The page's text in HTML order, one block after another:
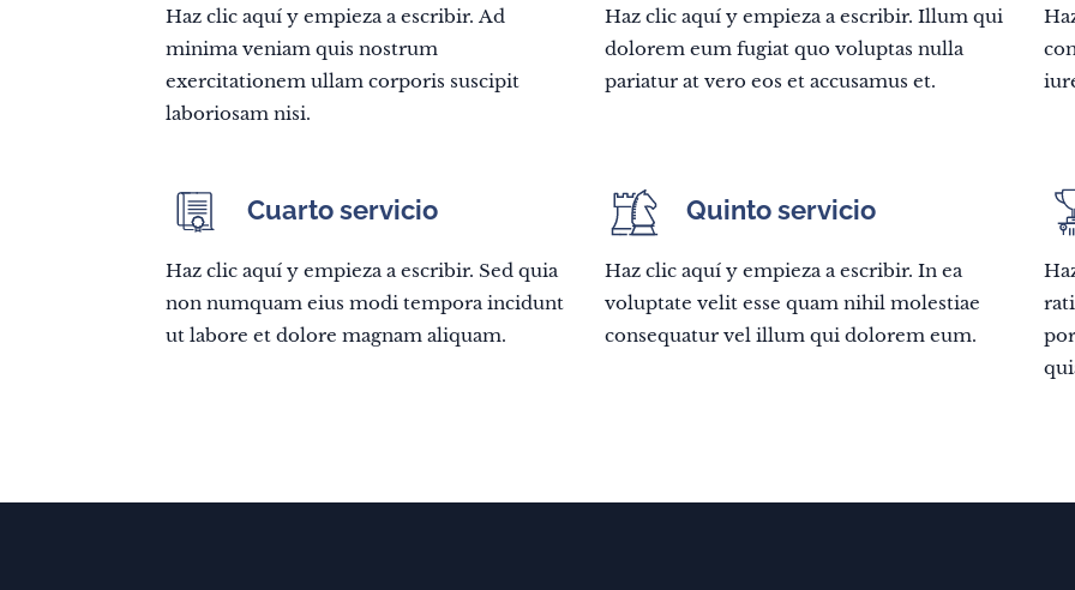
Haz clic aquí y empieza a escribir. Ad
minima veniam quis nostrum
exercitationem ullam corporis suscipit
laboriosam nisi.
Haz clic aquí y empieza a escribir. Illum qui
dolorem eum fugiat quo voluptas nulla
pariatur at vero eos et accusamus et.
Cuarto servicio
Haz clic aquí y empieza a escribir. Sed quia
non numquam eius modi tempora incidunt
ut labore et dolore magnam aliquam.
Quinto servicio
Haz clic aquí y empieza a escribir. In ea
voluptate velit esse quam nihil molestiae
consequatur vel illum qui dolorem eum.